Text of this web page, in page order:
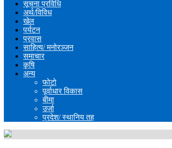
सूचना प्रविधि
अर्थ/विविध
खेल
पर्यटन
प्रवास
साहित्य/ मनोरञ्जन
समाचार
कृषि
अन्य
फोटो
पूर्वाधार विकास
बीमा
उर्जा
प्रदेश/ स्थानिय तह